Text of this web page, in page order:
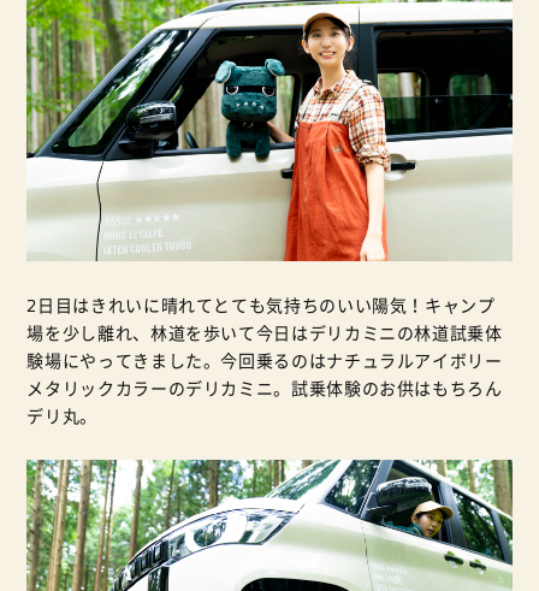
2日目はきれいに晴れてとても気持ちのいい陽気！キャンプ
場を少し離れ、林道を歩いて今日はデリカミニの林道試乗体
験場にやってきました。今回乗るのはナチュラルアイボリー
メタリックカラーのデリカミニ。試乗体験のお供はもちろん
デリ丸。